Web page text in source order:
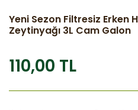
Yeni Sezon Filtresiz Erken
Zeytinyağı 3L Cam Galon
110,00 TL